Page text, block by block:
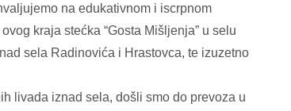
na edukativnom i iscrpnom
kraja stećka “Gosta Mišljenja” u selu
sela Radinovića i Hrastovca, te izuzetno
livada iznad sela, došli smo do prevoza u